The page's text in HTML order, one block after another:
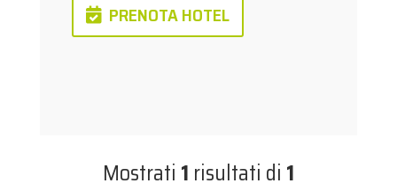
PRENOTA HOTEL
Mostrati 1 risultati di 1